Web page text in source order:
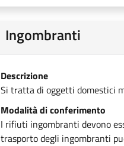
Ingombranti
Descrizione
Si tratta di oggetti domestici
Modalità di conferimento
I rifiuti ingombranti devono
trasporto degli ingombranti